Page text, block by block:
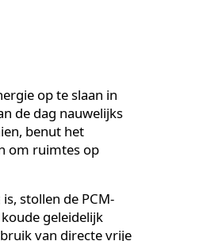
een lagere CO2-
systemen, zijn
zijn voor maatschappelijk
financiële als strategische